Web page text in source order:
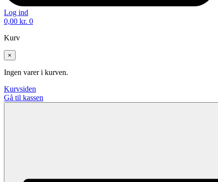
Log ind
0,00 kr. 0
Kurv
×
Ingen varer i kurven.
Kurvsiden
Gå til kassen